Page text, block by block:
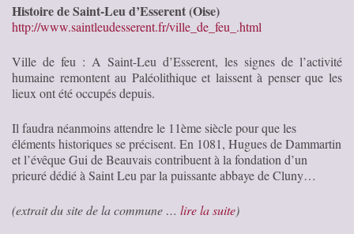
Histoire de Saint-Leu d’Esserent (Oise)
http://www.saintleudesserent.fr/ville_de_feu_.html
Ville de feu : A Saint-Leu d’Esserent, les signes de l’activité
humaine remontent au Paléolithique et laissent à penser que les
lieux ont été occupés depuis.
Il faudra néanmoins attendre le 11ème siècle pour que les
éléments historiques se précisent. En 1081, Hugues de Dammartin
et l’évêque Gui de Beauvais contribuent à la fondation d’un
prieuré dédié à Saint Leu par la puissante abbaye de Cluny…
(extrait du site de la commune … lire la suite)